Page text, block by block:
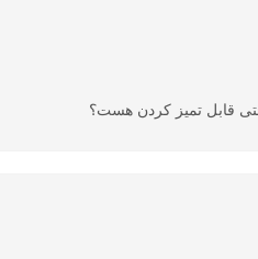
قابل تمیز کردن هست؟